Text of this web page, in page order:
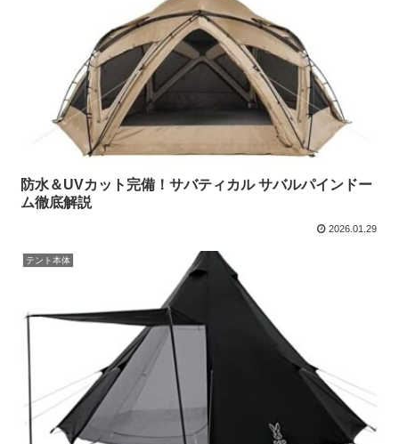
防水＆UVカット完備！サバティカル サバルパインドー
ム徹底解説
2026.01.29
テント本体